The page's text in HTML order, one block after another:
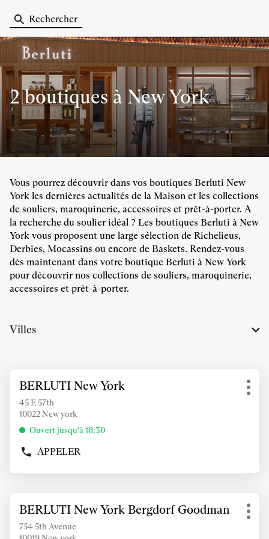
Rechercher
2 boutiques à New York
Vous pourrez découvrir dans vos boutiques Berluti New
York les dernières actualités de la Maison et les collections
de souliers, maroquinerie, accessoires et prêt-à-porter. A
la recherche du soulier idéal ? Les boutiques Berluti à New
York vous proposent une large sélection de Richelieus,
Derbies, Mocassins ou encore de Baskets. Rendez-vous
dès maintenant dans votre boutique Berluti à New York
pour découvrir nos collections de souliers, maroquinerie,
accessoires et prêt-à-porter.
Villes
sur
touche
ENTRÉE
obtenir
informations
Point
de
vente
:
BERLUTI New York
45 E 57th
10022 New york
Ouvert jusqu'à 18:30
APPELER
AFFICHER
DU
POINT
DE
Plus
surPoint
de
vente
BERLUTI New York Bergdorf Goodman
754 5th Avenue
Plus